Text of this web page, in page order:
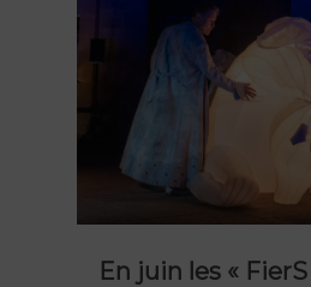
En juin les «